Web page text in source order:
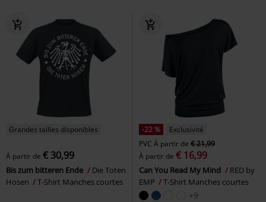
Grandes tailles disponibles
À partir de € 30,99
Bis zum bitteren Ende
Die Toten
Hosen
T-Shirt Manches courtes
-22 %
Exclusivité
PVC À partir de € 21,99
À partir de € 16,99
Can You Read My Mind
RED by
EMP
T-Shirt Manches courtes
+9